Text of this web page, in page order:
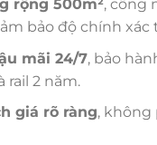
rộng 500m², công
bảo độ chính xác
mãi 24/7, bảo
rail 2 năm.
giá rõ ràng, không